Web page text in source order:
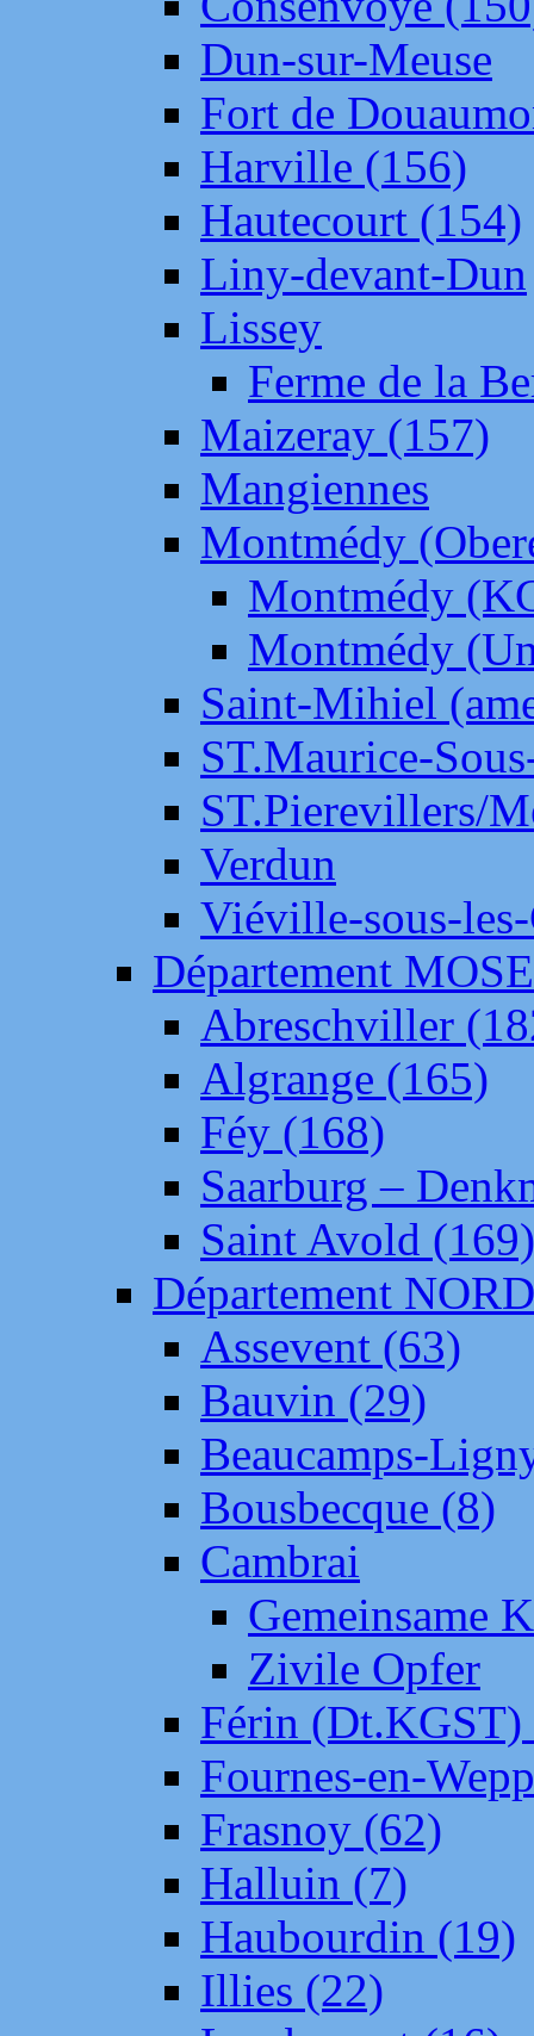
Dun-sur-Meuse
Fort de
Harville (156)
Hautecourt (154)
Liny-devant-Dun
Lissey
Ferme de la
Maizeray (157)
Mangiennes
Montmédy
Montmédy
Montmédy
Saint-Mihiel
ST.Maurice-
ST.Pierevillers/
Verdun
Viéville-sous-
Département
Abreschviller
Algrange (165)
Féy (168)
Saarburg –
Saint Avold (169)
Département NORD
Assevent (63)
Bauvin (29)
Beaucamps-
Bousbecque (8)
Cambrai
Gemeinsame
Zivile Opfer
Férin (Dt.KGST)
Fournes-en-
Frasnoy (62)
Halluin (7)
Haubourdin (19)
Illies (22)